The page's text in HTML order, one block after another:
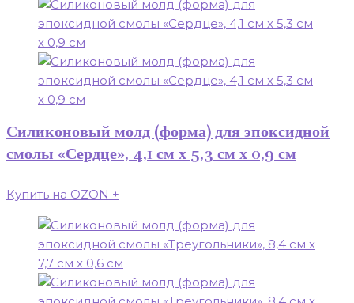
Силиконовый молд (форма) для эпоксидной
смолы «Сердце», 4,1 см х 5,3 см х 0,9 см
Купить на OZON +